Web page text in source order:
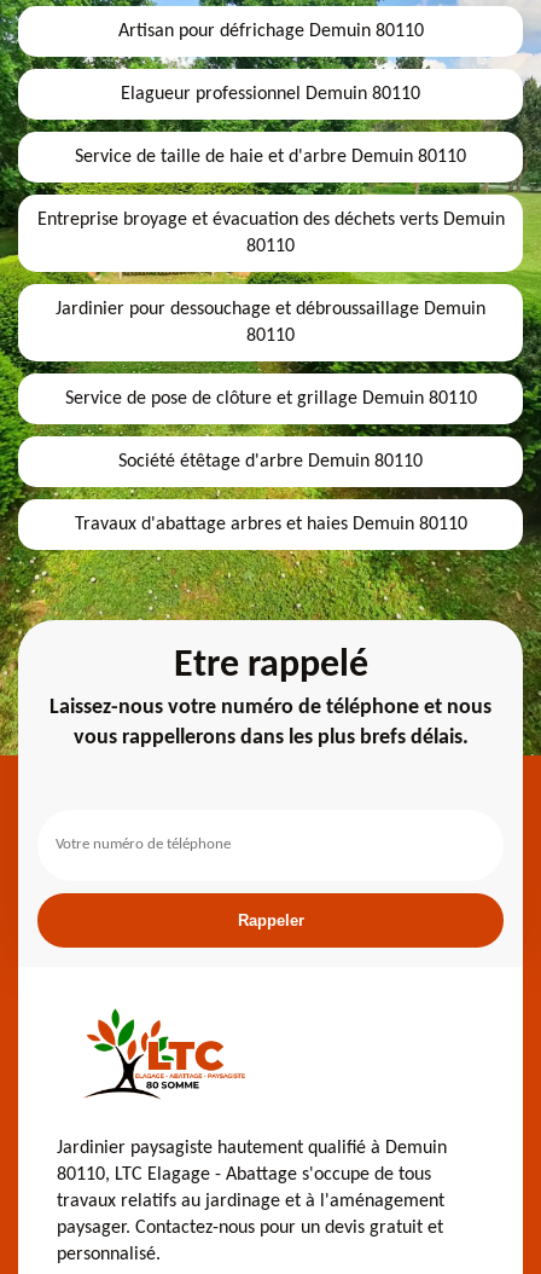
Artisan pour défrichage Demuin 80110
Elagueur professionnel Demuin 80110
Service de taille de haie et d'arbre Demuin 80110
Entreprise broyage et évacuation des déchets verts Demuin
80110
Jardinier pour dessouchage et débroussaillage Demuin
80110
Service de pose de clôture et grillage Demuin 80110
Société étêtage d'arbre Demuin 80110
Travaux d'abattage arbres et haies Demuin 80110
Etre rappelé
Laissez-nous votre numéro de téléphone et nous
vous rappellerons dans les plus brefs délais.
Jardinier paysagiste hautement qualifié à Demuin
80110, LTC Elagage - Abattage s'occupe de tous
travaux relatifs au jardinage et à l'aménagement
paysager. Contactez-nous pour un devis gratuit et
personnalisé.